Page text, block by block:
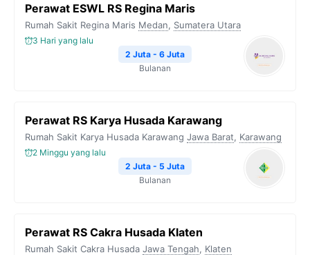
Perawat ESWL RS Regina Maris
Rumah Sakit Regina Maris Medan, Sumatera Utara
3 Hari yang lalu
2 Juta - 6 Juta
Bulanan
Perawat RS Karya Husada Karawang
Rumah Sakit Karya Husada Karawang Jawa Barat, Karawang
2 Minggu yang lalu
2 Juta - 5 Juta
Bulanan
Perawat RS Cakra Husada Klaten
Rumah Sakit Cakra Husada Jawa Tengah, Klaten